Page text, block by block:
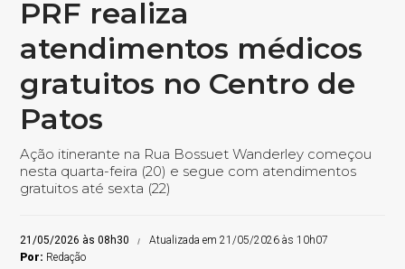
PRF realiza
atendimentos médicos
gratuitos no Centro de
Patos
Ação itinerante na Rua Bossuet Wanderley começou
nesta quarta-feira (20) e segue com atendimentos
gratuitos até sexta (22)
21/05/2026 às 08h30
Atualizada em 21/05/2026 às 10h07
Por: Redação